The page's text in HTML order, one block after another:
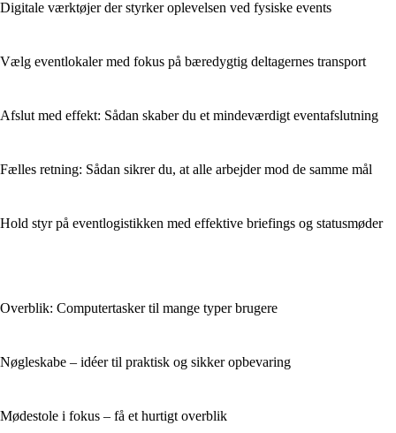
Digitale værktøjer der styrker oplevelsen ved fysiske events
Vælg eventlokaler med fokus på bæredygtig deltagernes transport
Afslut med effekt: Sådan skaber du et mindeværdigt eventafslutning
Fælles retning: Sådan sikrer du, at alle arbejder mod de samme mål
Hold styr på eventlogistikken med effektive briefings og statusmøder
Overblik: Computertasker til mange typer brugere
Nøgleskabe – idéer til praktisk og sikker opbevaring
Mødestole i fokus – få et hurtigt overblik